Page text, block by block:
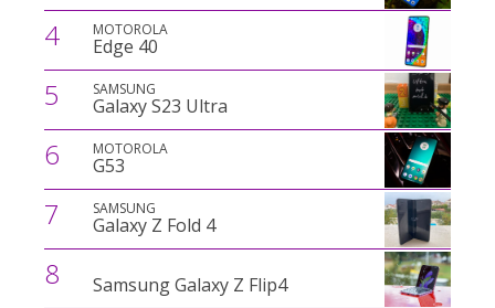
4 MOTOROLA
Edge 40
5 SAMSUNG
Galaxy S23 Ultra
6 MOTOROLA
G53
7 SAMSUNG
Galaxy Z Fold 4
8 Samsung Galaxy Z Flip4